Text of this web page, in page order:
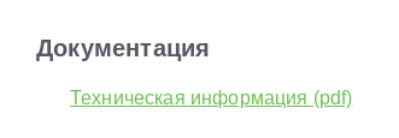
Документация
Техническая информация (pdf)